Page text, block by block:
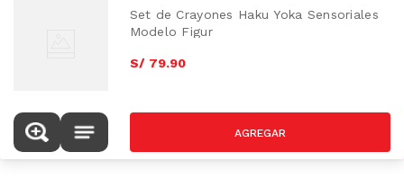
Set de Crayones Haku Yoka Sensoriales
Modelo Figur
S/ 79.90